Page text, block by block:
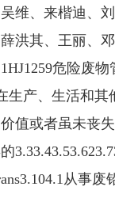
维、来楷迪、刘
洪其、王丽、
危险废
生产、生活和其
值或者虽未丧
从事废